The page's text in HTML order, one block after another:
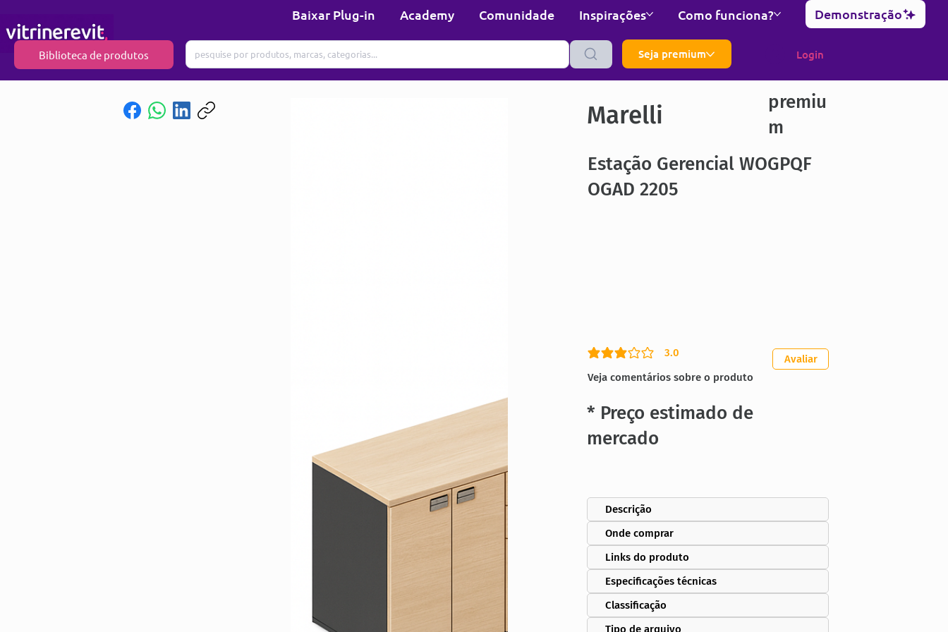
Baixar Plug-in Academy Comunidade Inspirações Como funciona? Demonstração
Biblioteca de produtos Seja premium Login
Marelli
premiu
m
Estação Gerencial WOGPQF
OGAD 2205
3.0
classificação média é 3 de 5
Veja comentários sobre o produto
Avaliar
* Preço estimado de
mercado
Descrição
Onde comprar
Links do produto
Especificações técnicas
Classificação
Tipo de arquivo